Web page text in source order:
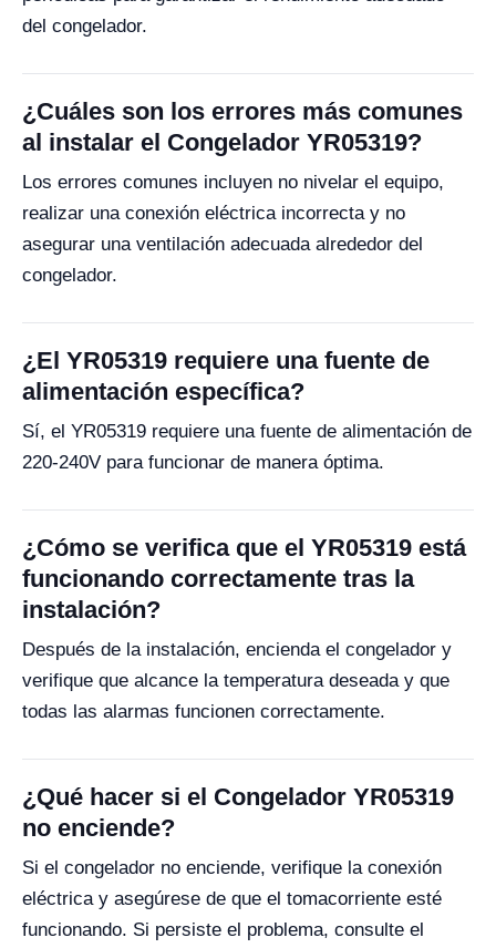
del congelador.
¿Cuáles son los errores más comunes
al instalar el Congelador YR05319?
Los errores comunes incluyen no nivelar el equipo,
realizar una conexión eléctrica incorrecta y no
asegurar una ventilación adecuada alrededor del
congelador.
¿El YR05319 requiere una fuente de
alimentación específica?
Sí, el YR05319 requiere una fuente de alimentación de
220-240V para funcionar de manera óptima.
¿Cómo se verifica que el YR05319 está
funcionando correctamente tras la
instalación?
Después de la instalación, encienda el congelador y
verifique que alcance la temperatura deseada y que
todas las alarmas funcionen correctamente.
¿Qué hacer si el Congelador YR05319
no enciende?
Si el congelador no enciende, verifique la conexión
eléctrica y asegúrese de que el tomacorriente esté
funcionando. Si persiste el problema, consulte el